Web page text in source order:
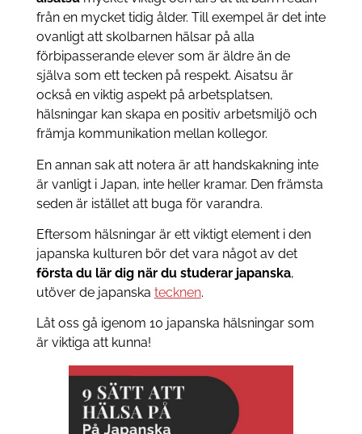
från en mycket tidig ålder. Till exempel är det inte
ovanligt att skolbarnen hälsar på alla
förbipasserande elever som är äldre än de
själva som ett tecken på respekt. Aisatsu är
också en viktig aspekt på arbetsplatsen,
hälsningar kan skapa en positiv arbetsmiljö och
främja kommunikation mellan kollegor.
En annan sak att notera är att handskakning inte
är vanligt i Japan, inte heller kramar. Den främsta
seden är istället att buga för varandra.
Eftersom hälsningar är ett viktigt element i den
japanska kulturen bör det vara något av det
första du lär dig när du studerar japanska,
utöver de japanska tecknen.
Låt oss gå igenom 10 japanska hälsningar som
är viktiga att kunna!